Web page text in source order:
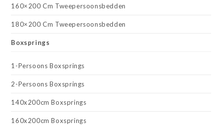
160×200 Cm Tweepersoonsbedden
180×200 Cm Tweepersoonsbedden
Boxsprings
1-Persoons Boxsprings
2-Persoons Boxsprings
140x200cm Boxsprings
160x200cm Boxsprings